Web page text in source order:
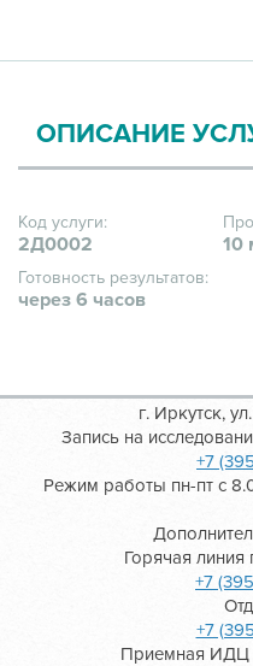
ОПИСАНИЕ
Код услуги:
2Д0002 10
Готовность результатов:
через 6 часов
г. Иркутск,
Запись на
+7
Режим работы пн-пт с
Горячая линия
+7
+7
Приемная ИДЦ